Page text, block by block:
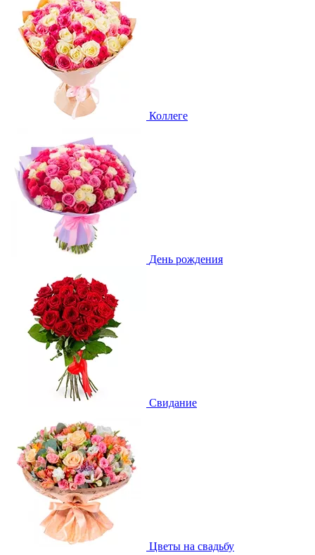
Коллеге
День рождения
Свидание
Цветы на свадьбу